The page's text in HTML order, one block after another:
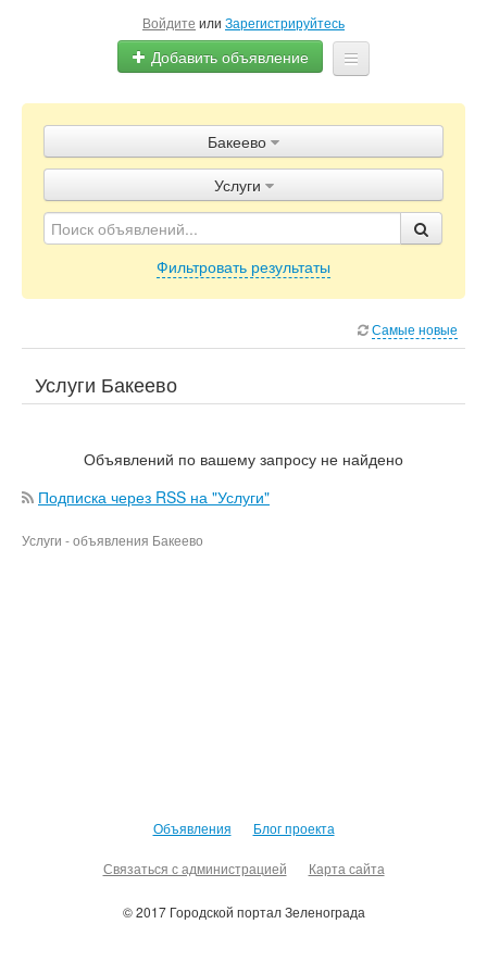
Войдите или Зарегистрируйтесь
Добавить объявление
Объявления
Блог
Бакеево
Услуги
Фильтровать результаты
Самые новые
Услуги Бакеево
Объявлений по вашему запросу не найдено
Подписка через RSS на "Услуги"
Услуги - объявления Бакеево
Объявления Блог проекта
Связаться с администрацией Карта сайта
© 2017 Городской портал Зеленограда